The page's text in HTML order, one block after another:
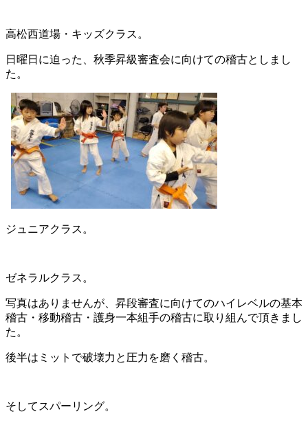
高松西道場・キッズクラス。
日曜日に迫った、秋季昇級審査会に向けての稽古としまし
た。
ジュニアクラス。
ゼネラルクラス。
写真はありませんが、昇段審査に向けてのハイレベルの基本
稽古・移動稽古・護身一本組手の稽古に取り組んで頂きまし
た。
後半はミットで破壊力と圧力を磨く稽古。
そしてスパーリング。